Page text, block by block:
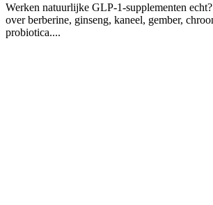
Werken natuurlijke GLP-1-supplementen
over berberine, ginseng, kaneel, gember,
probiotica....